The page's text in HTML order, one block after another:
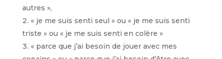
autres »,
« je me suis senti seul » ou « je me suis senti
triste » ou « je me suis senti en colère »
« parce que j’ai besoin de jouer avec mes